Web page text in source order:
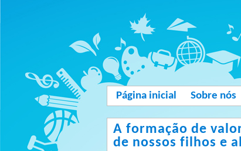
Página inicial Sobre nós
A formação de
de nossos filhos e